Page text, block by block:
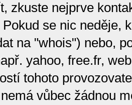
zkuste nejprve
se nic neděje,
na "whois") nebo,
yahoo, free.fr,
tohoto
vůbec žádnou